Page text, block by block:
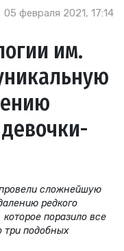
05 февраля 2021, 17:14
им.
сложнейшую
редкого
поразило все
три подобных